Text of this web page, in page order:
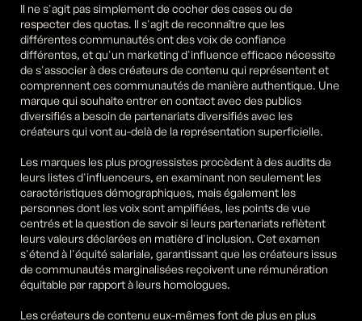
Il ne s'agit pas simplement de cocher des cases ou de
respecter des quotas. Il s'agit de reconnaître que les
différentes communautés ont des voix de confiance
différentes, et qu'un marketing d'influence efficace nécessite
de s'associer à des créateurs de contenu qui représentent et
comprennent ces communautés de manière authentique. Une
marque qui souhaite entrer en contact avec des publics
diversifiés a besoin de partenariats diversifiés avec les
créateurs qui vont au-delà de la représentation superficielle.
Les marques les plus progressistes procèdent à des audits de
leurs listes d'influenceurs, en examinant non seulement les
caractéristiques démographiques, mais également les
personnes dont les voix sont amplifiées, les points de vue
centrés et la question de savoir si leurs partenariats reflètent
leurs valeurs déclarées en matière d'inclusion. Cet examen
s'étend à l'équité salariale, garantissant que les créateurs issus
de communautés marginalisées reçoivent une rémunération
équitable par rapport à leurs homologues.
Les créateurs de contenu eux-mêmes font de plus en plus